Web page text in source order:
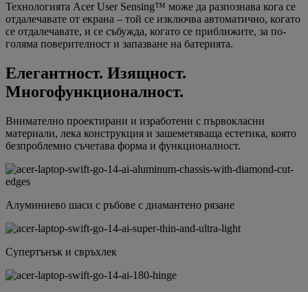
Технологията Acer User Sensing™ може да разпознава кога се
отдалечавате от екрана – той се изключва автоматично, когато
се отдалечавате, и се събужда, когато се приближите, за по-
голяма поверителност и запазване на батерията.
Елегантност. Изящност.
Многофункционалност.
Внимателно проектирани и изработени с първокласни
материали, лека конструкция и зашеметяваща естетика, която
безпроблемно съчетава форма и функционалност.
Алуминиево шаси с ръбове с диамантено рязане
Супертънък и свръхлек